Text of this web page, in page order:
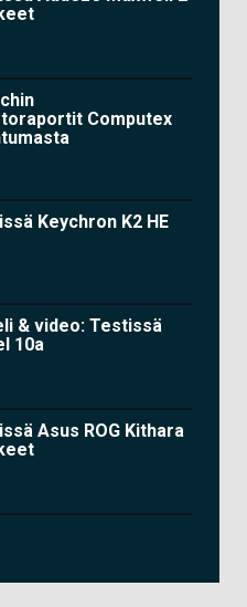
Computex
Keychron K2 HE
& video: Testissä
10a
Asus ROG Kithara